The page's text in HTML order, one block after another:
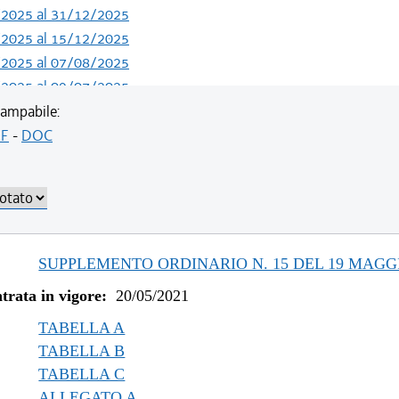
al 31/12/2025
al 15/12/2025
al 07/08/2025
al 09/07/2025
al 04/06/2025
al 13/05/2024
al 31/12/2022
al 03/08/2022
al 13/06/2022
al 31/12/2021
al 05/11/2021
al 11/08/2021
- DOC
SUPPLEMENTO ORDINARIO N. 15 DEL 19
in vigore: 20/05/2021
TABELLA A
TABELLA B
TABELLA C